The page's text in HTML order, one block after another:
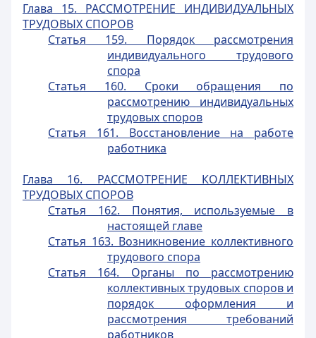
Глава 15. РАССМОТРЕНИЕ ИНДИВИДУАЛЬНЫХ
ТРУДОВЫХ СПОРОВ
Статья 159. Порядок рассмотрения
индивидуального трудового
спора
Статья 160. Сроки обращения по
рассмотрению индивидуальных
трудовых споров
Статья 161. Восстановление на работе
работника
Глава 16. РАССМОТРЕНИЕ КОЛЛЕКТИВНЫХ
ТРУДОВЫХ СПОРОВ
Статья 162. Понятия, используемые в
настоящей главе
Статья 163. Возникновение коллективного
трудового спора
Статья 164. Органы по рассмотрению
коллективных трудовых споров и
порядок оформления и
рассмотрения требований
работников